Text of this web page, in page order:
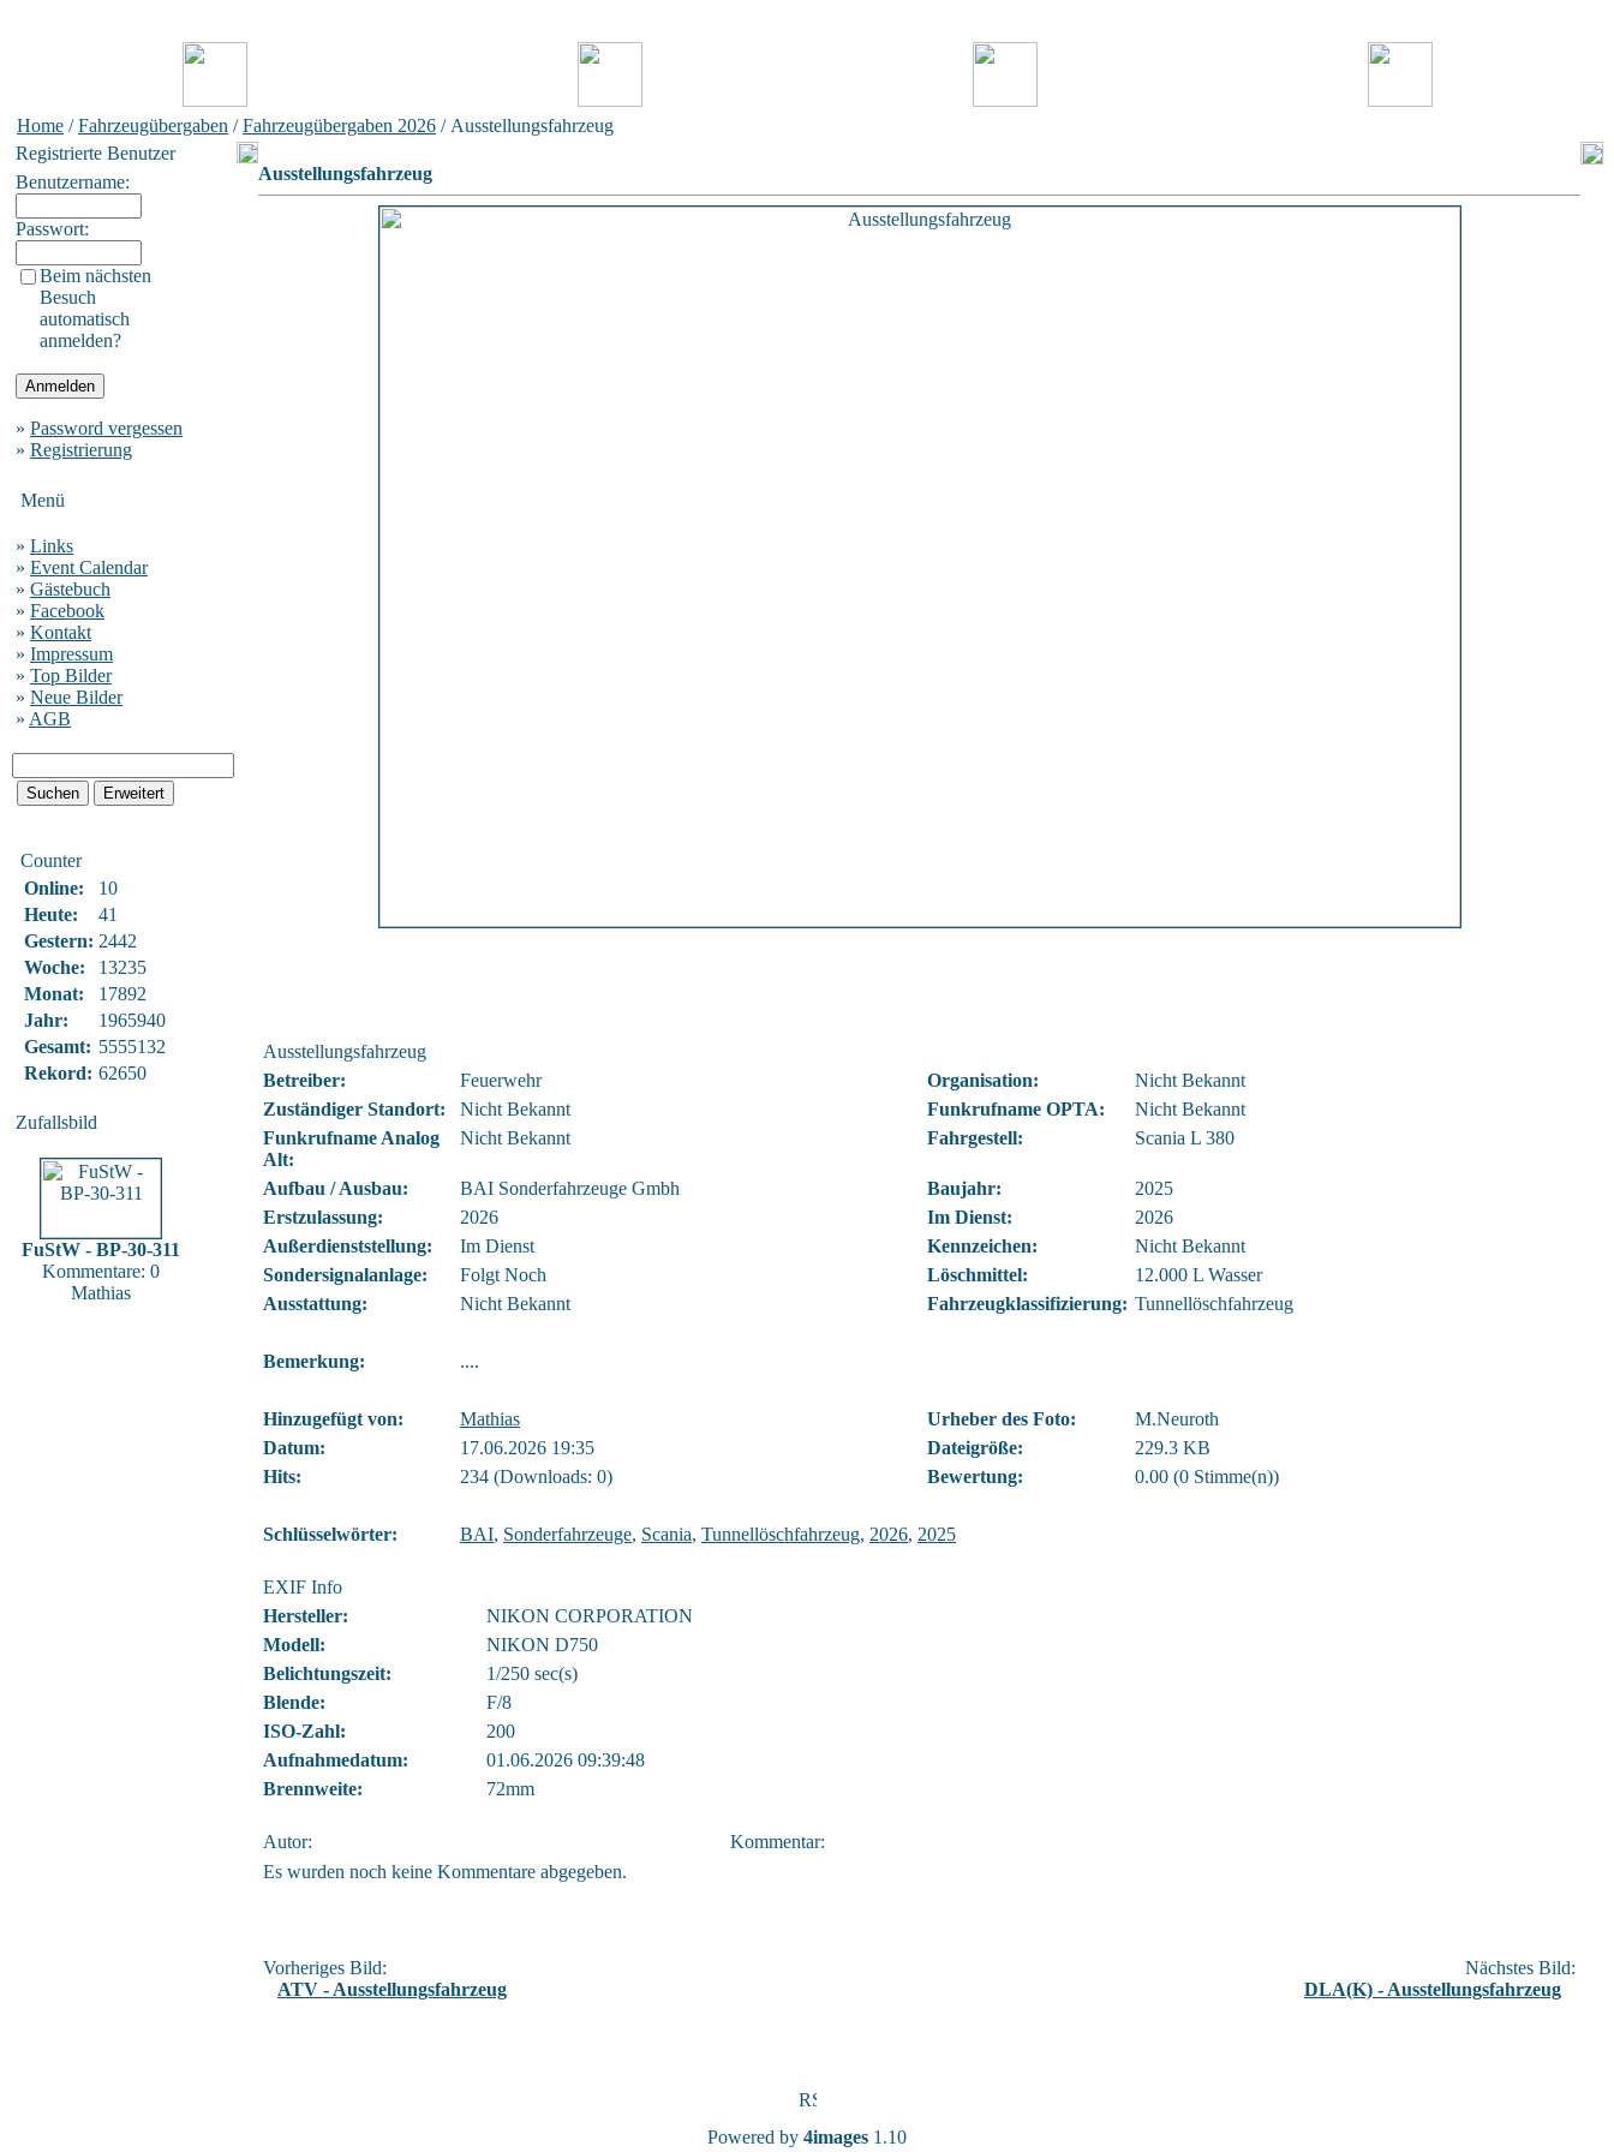
Home /Fahrzeugübergaben /Fahrzeugübergaben 2026 / Ausstellungsfahrzeug
Registrierte Benutzer
Benutzername:
Passwort:
Beim nächsten
Besuch
automatisch
anmelden?
» Password vergessen
» Registrierung
Menü
» Links
» Event Calendar
» Gästebuch
» Facebook
» Kontakt
» Impressum
» Top Bilder
» Neue Bilder
» AGB
Counter
Online:
10
Heute:
41
Gestern: 2442
Woche:
13235
Monat:
17892
Jahr:
1965940
Gesamt: 5555132
Rekord: 62650
Zufallsbild
FuStW - BP-30-311
Kommentare: 0
Mathias
Ausstellungsfahrzeug
Ausstellungsfahrzeug
Betreiber:
Feuerwehr Organisation:
Nicht Bekannt
Zuständiger Standort:
Nicht Bekannt Funkrufname OPTA:
Nicht Bekannt
Funkrufname Analog
Alt:
Nicht Bekannt Fahrgestell: Scania L 380
Aufbau / Ausbau: BAI Sonderfahrzeuge Gmbh Baujahr:
2025
Erstzulassung:
2026 Im Dienst:
2026
Außerdienststellung:
Im Dienst Kennzeichen:
Nicht Bekannt
Sondersignalanlage:
Folgt Noch Löschmittel:
12.000 L Wasser
Ausstattung:
Nicht Bekannt Fahrzeugklassifizierung: Tunnellöschfahrzeug
Bemerkung: ....
Hinzugefügt von: Mathias Urheber des Foto:
M.Neuroth
Datum:
17.06.2026 19:35 Dateigröße:
229.3 KB
Hits:
234 (Downloads: 0) Bewertung: 0.00 (0 Stimme(n))
Schlüsselwörter: BAI, Sonderfahrzeuge, Scania, Tunnellöschfahrzeug, 2026, 2025
EXIF Info
Hersteller:
NIKON CORPORATION
Modell:
NIKON D750
Belichtungszeit:
1/250 sec(s)
Blende:
F/8
ISO-Zahl:
200
Aufnahmedatum:
01.06.2026 09:39:48
Brennweite:
72mm
Autor:
Kommentar:
Es wurden noch keine Kommentare abgegeben.
Vorheriges Bild:
ATV - Ausstellungsfahrzeug
Nächstes Bild:
DLA(K) - Ausstellungsfahrzeug
Powered by 4images 1.10